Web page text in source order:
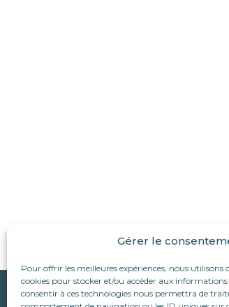
Gérer le
Pour offrir les meilleures expériences, nous utilisons
cookies pour stocker et/ou accéder aux informations
consentir à ces technologies nous permettra de
Suivez-nous : Qui